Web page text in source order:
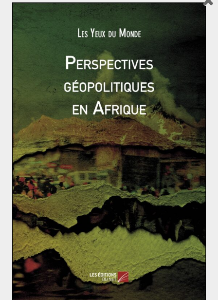
Bien avant les inquiétudes des partenaires actuels du
Royaume-Uni, ce sont aussi celles des électeurs anglais
qui sont primordiales. Est-ce que ceux-ci vont accepter
facilement le fait que la Chine ait des intérêts
économiques dans un domaine ayant un lien direct
avec la sécurité nationale ? S’ils ne l’acceptent pas, ils
pourraient remettre en question leur loyauté envers le
Parti conservateur. Déjà, les Libéraux-démocrates
mettent l’accent sur l’importance du respect des droits
de l’Homme, tandis que le Parti travailliste dit que l’Etat
pourrait financer lui-même ces projets, sans avoir à
devenir dépendant des investisseurs chinois. D’autres
membres de la classe politique agitent le risque de
l’espionnage industriel.
Le gouvernement conservateur veut donc que le
Royaume-Uni soit le « meilleur partenaire de la Chine à
l’Ouest », comme l’a formulé G. Osborne. Même si cela
représente des retombées économiques bénéfiques
pour le pays, ce virage vers l’Est ne fait pas l’unanimité.
(1) «La Chine est ce qu’elle est. Nous devons être ici ou
nulle part.»